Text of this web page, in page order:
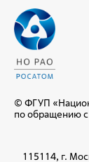
© ФГУП
по обращению
115114, г.